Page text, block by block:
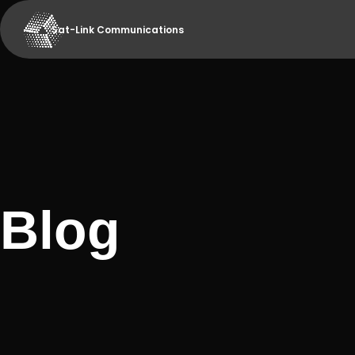
Sat-Link Communications
Blog